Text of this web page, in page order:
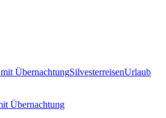
ÜbernachtungSilvesterreisenUrlaub
Übernachtung